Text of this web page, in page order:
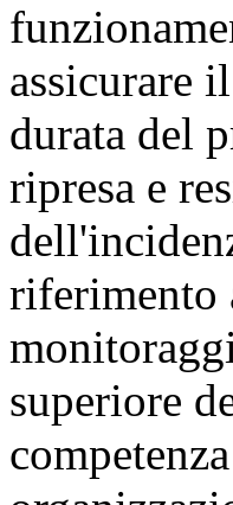
assicurare
durata del
ripresa e
riferimento
superiore